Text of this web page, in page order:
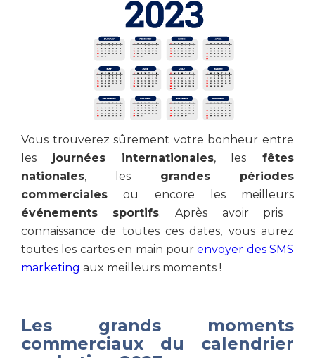
Vous trouverez sûrement votre bonheur entre
les journées internationales, les fêtes
nationales, les grandes périodes
commerciales ou encore les meilleurs
événements sportifs. Après avoir pris
connaissance de toutes ces dates, vous aurez
toutes les cartes en main pourenvoyer des SMS
marketing aux meilleurs moments !
Les grands moments
commerciaux du calendrier